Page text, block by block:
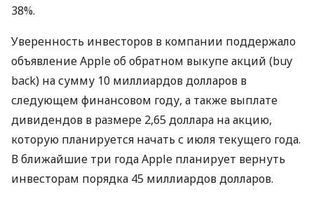
38%.
Уверенность инвесторов в компании поддержало
объявление Apple об обратном выкупе акций (buy
back) на сумму 10 миллиардов долларов в
следующем финансовом году, а также выплате
дивидендов в размере 2,65 доллара на акцию,
которую планируется начать с июля текущего года.
В ближайшие три года Apple планирует вернуть
инвесторам порядка 45 миллиардов долларов.